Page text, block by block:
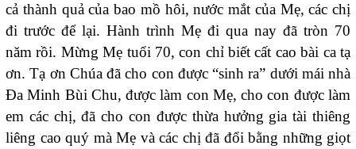
cả thành quả của bao mồ hôi, nước mắt của Mẹ, các chị
đi trước để lại. Hành trình Mẹ đi qua nay đã tròn 70
năm rồi. Mừng Mẹ tuổi 70, con chỉ biết cất cao bài ca tạ
ơn. Tạ ơn Chúa đã cho con được “sinh ra” dưới mái nhà
Đa Minh Bùi Chu, được làm con Mẹ, cho con được làm
em các chị, đã cho con được thừa hưởng gia tài thiêng
liêng cao quý mà Mẹ và các chị đã đổi bằng những giọt